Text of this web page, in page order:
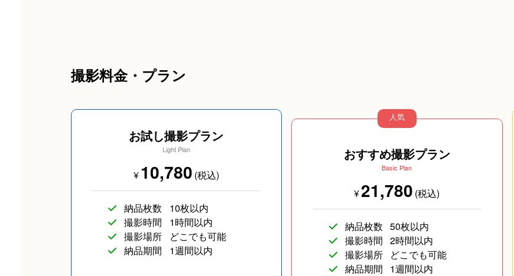
撮影料金・プラン
お試し撮影プラン
Light Plan
¥10,780 (税込)
納品枚数
10枚以内
撮影時間
1時間以内
撮影場所
どこでも可能
納品期間
1週間以内
人気
おすすめ撮影プラン
Basic Plan
¥21,780 (税込)
納品枚数 50枚以内
撮影時間 2時間以内
撮影場所
どこでも可能
納品期間
1週間以内